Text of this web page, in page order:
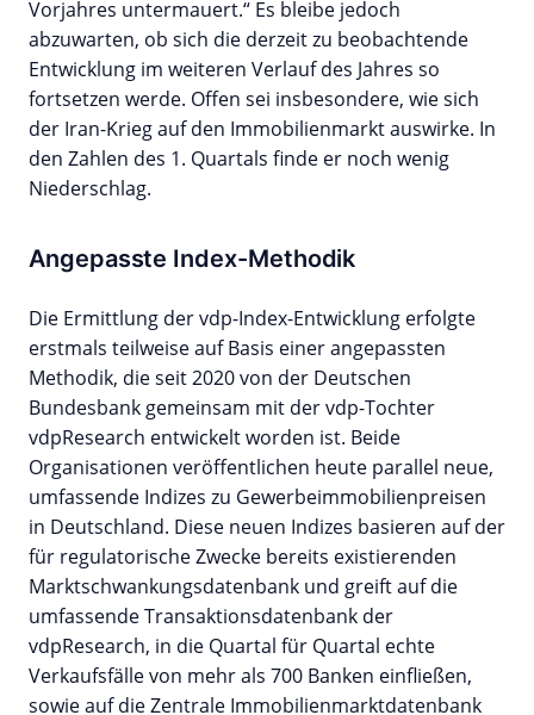
Vorjahres untermauert.“ Es bleibe jedoch
abzuwarten, ob sich die derzeit zu beobachtende
Entwicklung im weiteren Verlauf des Jahres so
fortsetzen werde. Offen sei insbesondere, wie sich
der Iran-Krieg auf den Immobilienmarkt auswirke. In
den Zahlen des 1. Quartals finde er noch wenig
Niederschlag.
Angepasste Index-Methodik
Die Ermittlung der vdp-Index-Entwicklung erfolgte
erstmals teilweise auf Basis einer angepassten
Methodik, die seit 2020 von der Deutschen
Bundesbank gemeinsam mit der vdp-Tochter
vdpResearch entwickelt worden ist. Beide
Organisationen veröffentlichen heute parallel neue,
umfassende Indizes zu Gewerbeimmobilienpreisen
in Deutschland. Diese neuen Indizes basieren auf der
für regulatorische Zwecke bereits existierenden
Marktschwankungsdatenbank und greift auf die
umfassende Transaktionsdatenbank der
vdpResearch, in die Quartal für Quartal echte
Verkaufsfälle von mehr als 700 Banken einfließen,
sowie auf die Zentrale Immobilienmarktdatenbank